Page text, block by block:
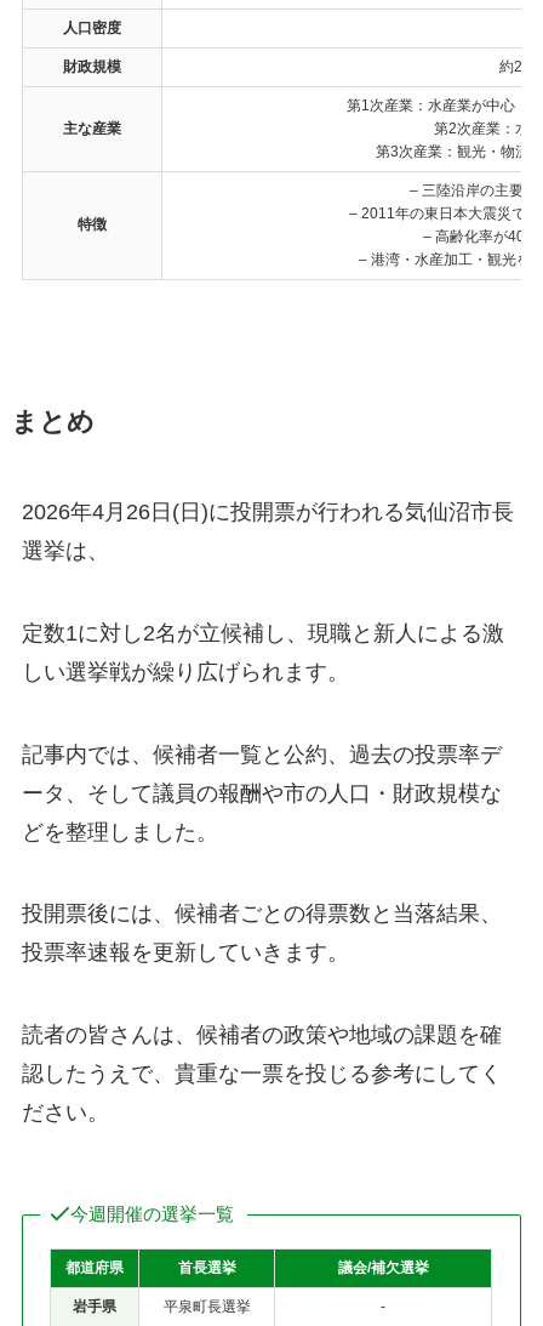
人口密度
財政規模 約250
主な産業
第1次産業：水産業が中心（
第2次産業：水
第3次産業：観光・物流
特徴
– 三陸沿岸の主要
– 2011年の東日本大震災で
– 高齢化率が40
– 港湾・水産加工・観光を
まとめ
2026年4月26日(日)に投開票が行われる気仙沼市長
選挙は、
定数1に対し2名が立候補し、現職と新人による激
しい選挙戦が繰り広げられます。
記事内では、候補者一覧と公約、過去の投票率デ
ータ、そして議員の報酬や市の人口・財政規模な
どを整理しました。
投開票後には、候補者ごとの得票数と当落結果、
投票率速報を更新していきます。
読者の皆さんは、候補者の政策や地域の課題を確
認したうえで、貴重な一票を投じる参考にしてく
ださい。
今週開催の選挙一覧
都道府県 首長選挙 議会/補欠選挙
岩手県 平泉町長選挙 -